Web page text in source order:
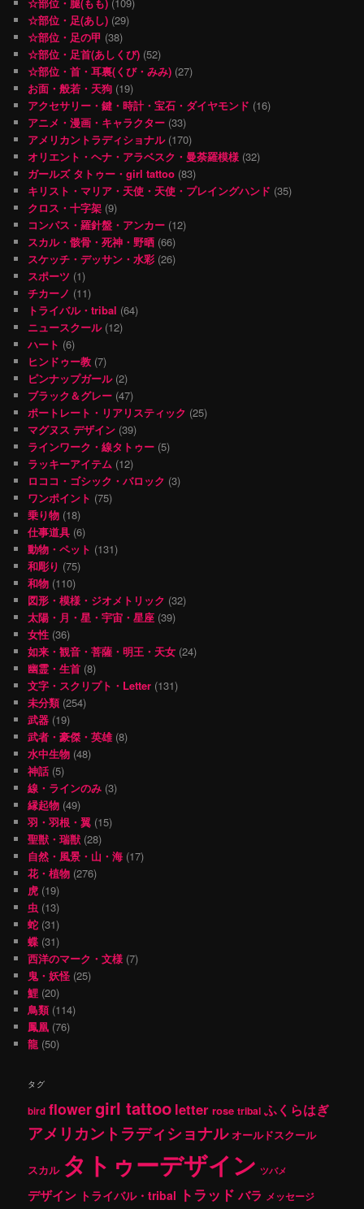
☆部位・足(あし) (29)
☆部位・足の甲 (38)
☆部位・足首(あしくび) (52)
☆部位・首・耳裏(くび・みみ) (27)
お面・般若・天狗 (19)
アクセサリー・鍵・時計・宝石・ダイヤモンド (16)
アニメ・漫画・キャラクター (33)
アメリカントラディショナル(170)
オリエント・ヘナ・アラベスク・曼荼羅模様 (32)
ガールズ タトゥー・girl tattoo (83)
キリスト・マリア・天使・天使・プレイングハンド (35)
クロス・十字架 (9)
コンパス・羅針盤・アンカー (12)
スカル・骸骨・死神・野晒 (66)
スケッチ・デッサン・水彩 (26)
スポーツ (1)
チカーノ (11)
トライバル・tribal (64)
ニュースクール(12)
ハート (6)
ヒンドゥー教 (7)
ピンナップガール(2)
ブラック＆グレー (47)
ポートレート・リアリスティック (25)
マグヌス デザイン (39)
ラインワーク・線タトゥー (5)
ラッキーアイテム (12)
ロココ・ゴシック・バロック (3)
ワンポイント (75)
乗り物 (18)
仕事道具 (6)
動物・ペット (131)
和彫り (75)
和物 (110)
図形・模様・ジオメトリック (32)
太陽・月・星・宇宙・星座 (39)
女性 (36)
如来・観音・菩薩・明王・天女 (24)
幽霊・生首 (8)
文字・スクリプト・Letter (131)
未分類(254)
武器 (19)
武者・豪傑・英雄(8)
水中生物 (48)
神話 (5)
線・ラインのみ (3)
縁起物 (49)
羽・羽根・翼 (15)
聖獣・瑞獣 (28)
自然・風景・山・海 (17)
花・植物 (276)
虎 (19)
虫 (13)
蛇 (31)
蝶 (31)
西洋のマーク・文様 (7)
鬼・妖怪 (25)
鯉 (20)
鳥類(114)
鳳凰 (76)
龍 (50)
タグ
bird flowergirl tattoo letter rose tribal ふくらはぎ
アメリカントラディショナル オールドスクール
スカル タトゥーデザイン ツバメ
デザイン トライバル・tribal トラッド バラ メッセージ